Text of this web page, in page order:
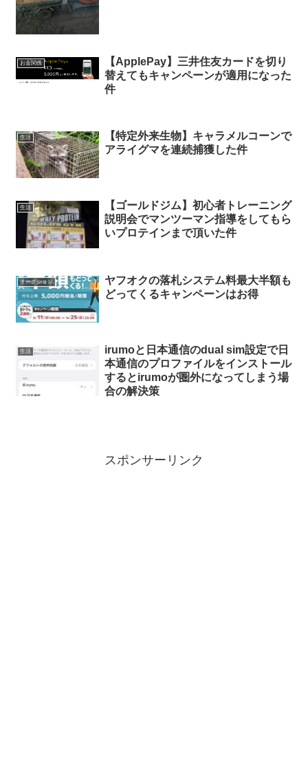
お金関係
【ApplePay】三井住友カードを切り
替えてもキャンペーンが適用になった
件
生活
【特定外来生物】キャラメルコーンで
アライグマを連続捕獲した件
生活
【ゴールドジム】初心者トレーニング
説明会でマンツーマン指導をしてもら
いプロテインまで頂いた件
オークション
ヤフオクの落札システム料最大半額も
どってくるキャンペーンはお得
生活
irumoと日本通信のdual sim設定で日
本通信のプロファイルをインストール
するとirumoが圏外になってしまう場
合の解決策
スポンサーリンク